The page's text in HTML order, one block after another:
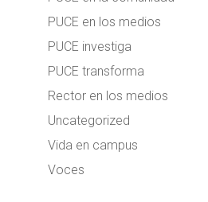
PUCE en los medios
PUCE investiga
PUCE transforma
Rector en los medios
Uncategorized
Vida en campus
Voces